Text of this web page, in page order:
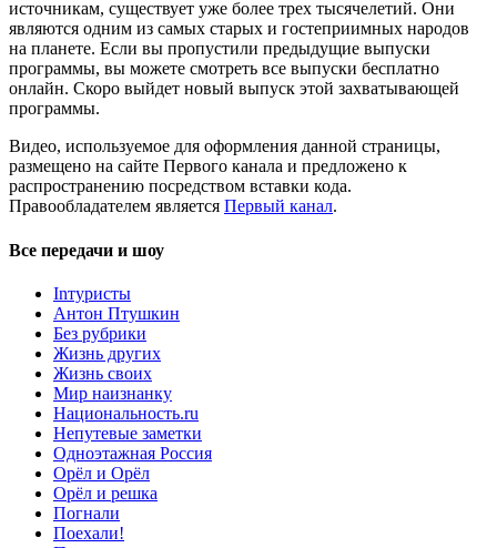
источникам, существует уже более трех тысячелетий. Они
являются одним из самых старых и гостеприимных народов
на планете. Если вы пропустили предыдущие выпуски
программы, вы можете смотреть все выпуски бесплатно
онлайн. Скоро выйдет новый выпуск этой захватывающей
программы.
Видео, используемое для оформления данной страницы,
размещено на сайте Первого канала и предложено к
распространению посредством вставки кода.
Правообладателем является Первый канал.
Все передачи и шоу
Inтуристы
Антон Птушкин
Без рубрики
Жизнь других
Жизнь своих
Мир наизнанку
Национальность.ru
Непутевые заметки
Одноэтажная Россия
Орёл и Орёл
Орёл и решка
Погнали
Поехали!